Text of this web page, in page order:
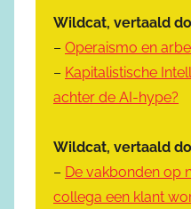
Wildcat, vertaald
– Operaismo en
– Kapitalistische
achter de AI-hype?
Wildcat, vertaald
– De vakbonden op
collega een klant